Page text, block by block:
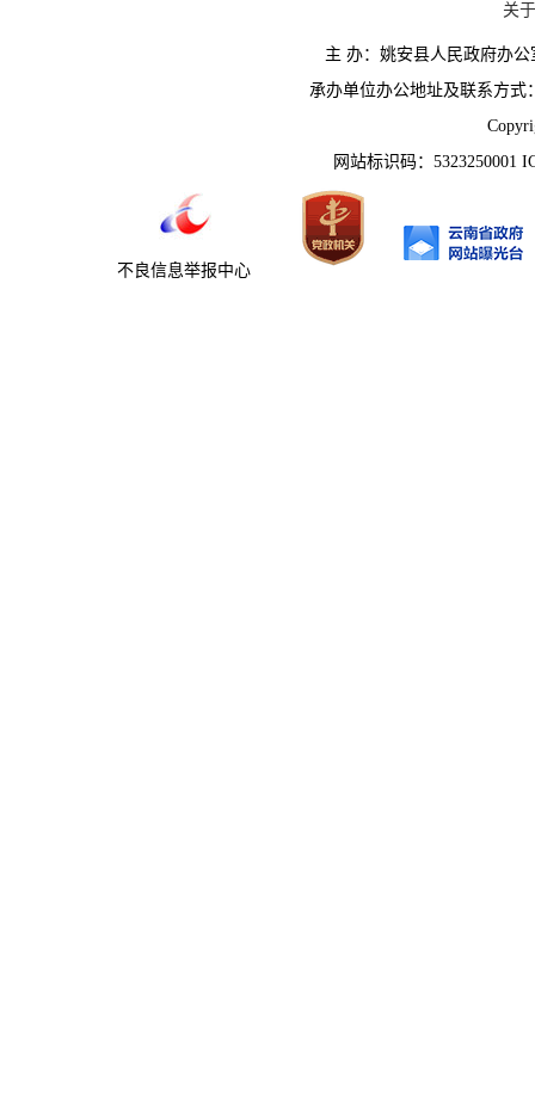
关
主 办：姚安县人民政府办
承办单位办公地址及联系方式
网站标识码：5323250001
不良信息举报中心